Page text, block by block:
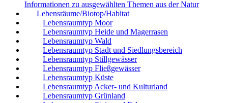
Informationen zu ausgewählten Themen aus der Natur
Lebensräume/Biotop/Habitat
Lebensraumtyp Moor
Lebensraumtyp Heide und Magerrasen
Lebensraumtyp Wald
Lebensraumtyp Stadt und Siedlungsbereich
Lebensraumtyp Stillgewässer
Lebensraumtyp Fließgewässer
Lebensraumtyp Küste
Lebensraumtyp Acker- und Kulturland
Lebensraumtyp Grünland